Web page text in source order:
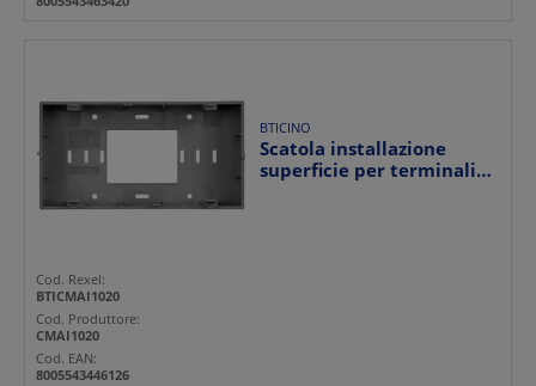
BTICINO
Scatola installazione
superficie per terminali
Cod. Rexel:
BTICMAI1020
Cod. Produttore:
CMAI1020
Cod. EAN:
8005543446126